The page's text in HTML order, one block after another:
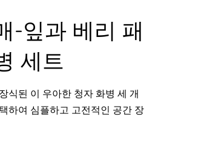
-잎과 베리 패
세트
식된 이 우아한 청자 화병 세 개
하여 심플하고 고전적인 공간 장